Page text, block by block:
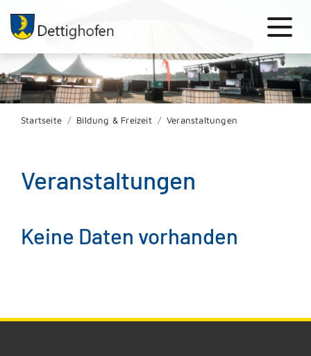
Startseite Bildung & Freizeit Veranstaltungen
Veranstaltungen
Keine Daten vorhanden